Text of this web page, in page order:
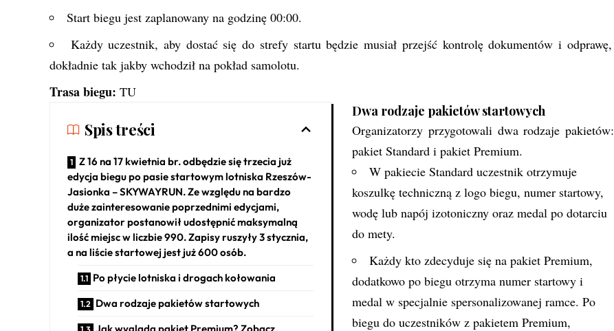
Start biegu jest zaplanowany na godzinę 00:00.
Każdy uczestnik, aby dostać się do strefy startu będzie musiał przejść kontrolę dokumentów i odprawę,
dokładnie tak jakby wchodził na pokład samolotu.
Trasa biegu: TU
Spis treści
Z 16 na 17 kwietnia br. odbędzie się trzecia już
edycja biegu po pasie startowym lotniska Rzeszów-
Jasionka – SKYWAYRUN. Ze względu na bardzo
duże zainteresowanie poprzednimi edycjami,
organizator postanowił udostępnić maksymalną
ilość miejsc w liczbie 990. Zapisy ruszyły 3 stycznia,
a na liście startowej jest już 600 osób.
Po płycie lotniska i drogach kołowania
Dwa rodzaje pakietów startowych
Dwa rodzaje pakietów startowych
Organizatorzy przygotowali dwa rodzaje pakietów:
pakiet Standard i pakiet Premium.
W pakiecie Standard uczestnik otrzymuje
koszulkę techniczną z logo biegu, numer startowy,
wodę lub napój izotoniczny oraz medal po dotarciu
do mety.
Każdy kto zdecyduje się na pakiet Premium,
dodatkowo po biegu otrzyma numer startowy i
medal w specjalnie spersonalizowanej ramce. Po
biegu do uczestników z pakietem Premium,